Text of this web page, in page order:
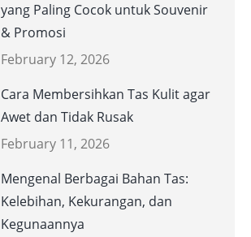
yang Paling Cocok untuk Souvenir
& Promosi
February 12, 2026
Cara Membersihkan Tas Kulit agar
Awet dan Tidak Rusak
February 11, 2026
Mengenal Berbagai Bahan Tas:
Kelebihan, Kekurangan, dan
Kegunaannya